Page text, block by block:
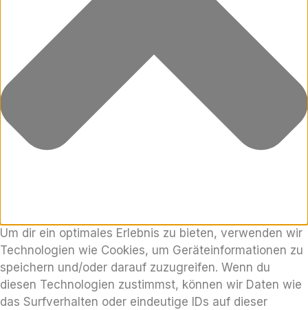
Um dir ein optimales Erlebnis zu bieten, verwenden wir
Technologien wie Cookies, um Geräteinformationen zu
speichern und/oder darauf zuzugreifen. Wenn du
diesen Technologien zustimmst, können wir Daten wie
das Surfverhalten oder eindeutige IDs auf dieser